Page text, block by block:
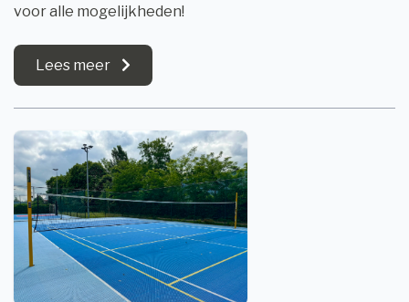
voor alle mogelijkheden!
Lees meer